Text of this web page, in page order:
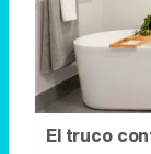
El truco